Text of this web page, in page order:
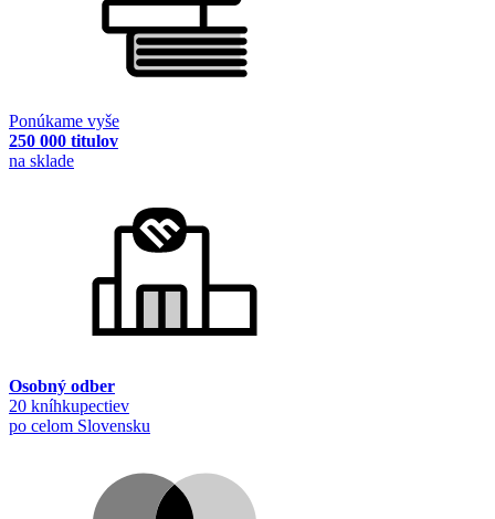
Ponúkame vyše
250 000 titulov
na sklade
Osobný odber
20 kníhkupectiev
po celom Slovensku